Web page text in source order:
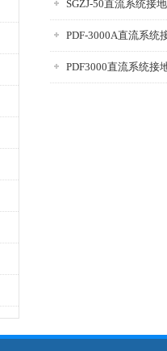
SGZJ-50直流系统接
PDF-3000A直流系统
PDF3000直流系统接